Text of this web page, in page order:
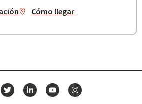
Cómo llegar